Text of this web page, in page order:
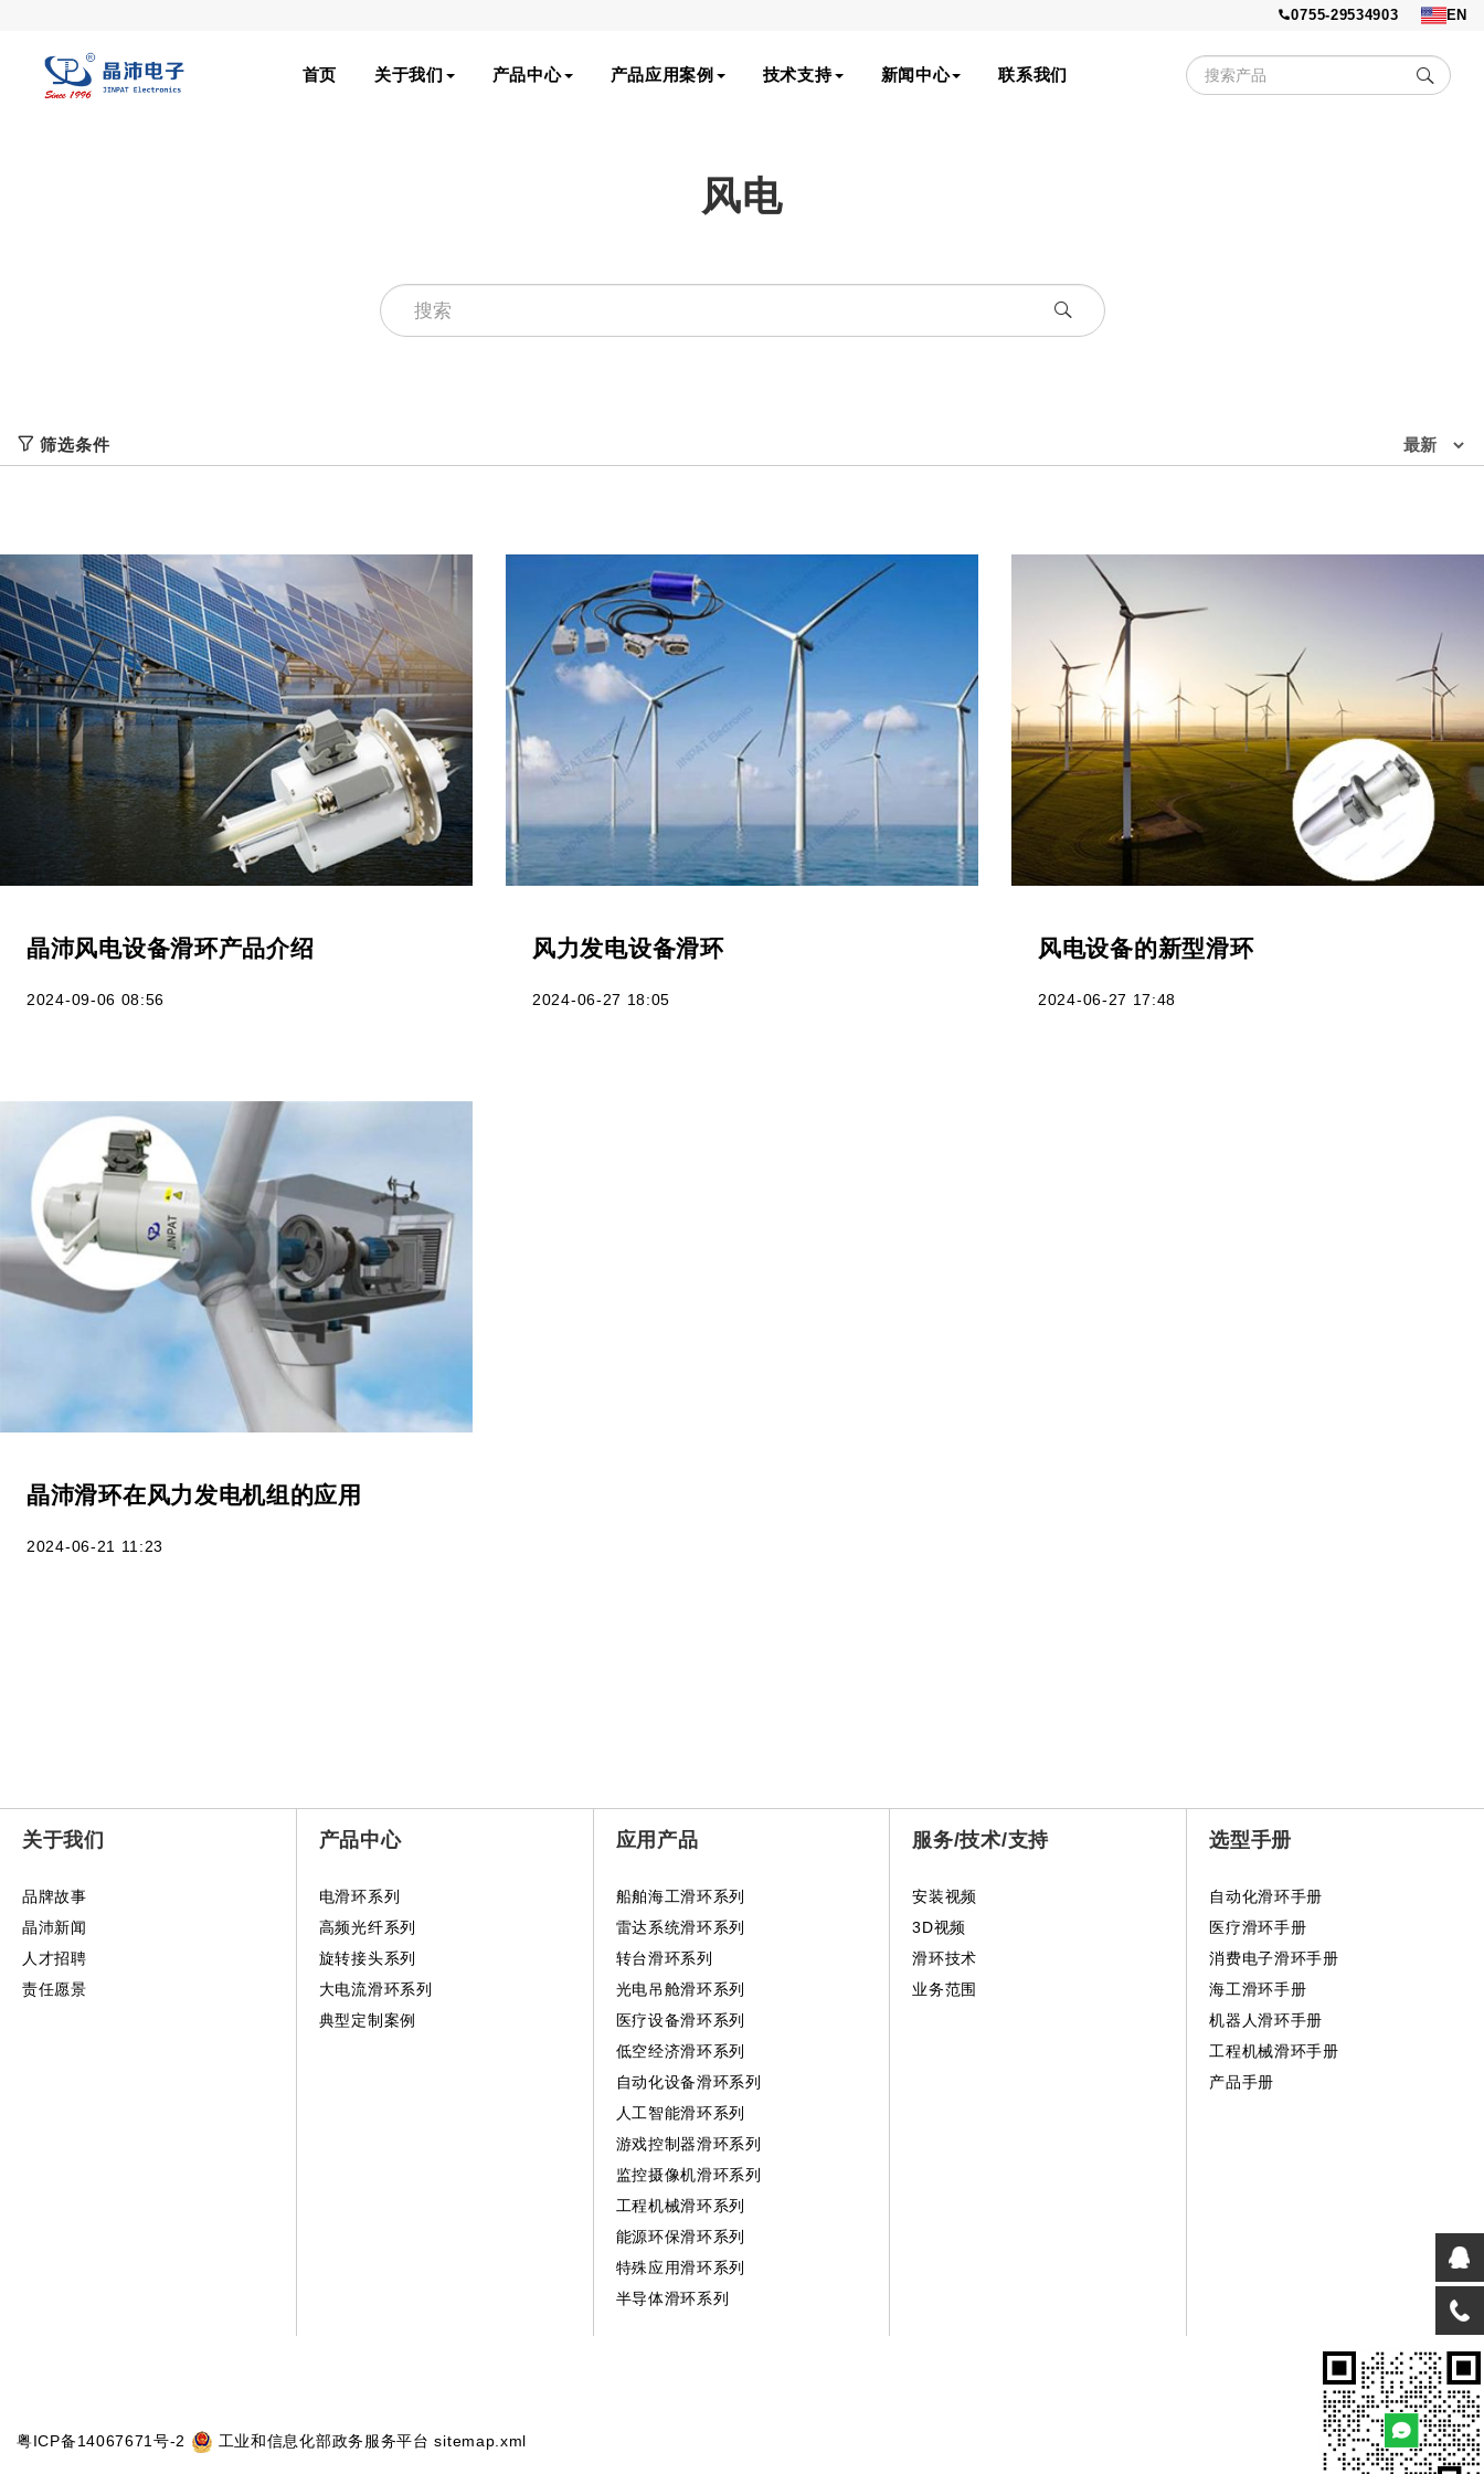
0755-29534903 EN
首页 关于我们 产品中心 产品应用案例 技术支持 新闻中心 联系我们
风电
筛选条件
晶沛风电设备滑环产品介绍
2024-09-06 08:56
风力发电设备滑环
2024-06-27 18:05
风电设备的新型滑环
2024-06-27 17:48
晶沛滑环在风力发电机组的应用
2024-06-21 11:23
关于我们
品牌故事
晶沛新闻
人才招聘
责任愿景
产品中心
电滑环系列
高频光纤系列
旋转接头系列
大电流滑环系列
典型定制案例
应用产品
船舶海工滑环系列
雷达系统滑环系列
转台滑环系列
光电吊舱滑环系列
医疗设备滑环系列
低空经济滑环系列
自动化设备滑环系列
人工智能滑环系列
游戏控制器滑环系列
监控摄像机滑环系列
工程机械滑环系列
能源环保滑环系列
特殊应用滑环系列
半导体滑环系列
服务/技术/支持
安装视频
3D视频
滑环技术
业务范围
选型手册
自动化滑环手册
医疗滑环手册
消费电子滑环手册
海工滑环手册
机器人滑环手册
工程机械滑环手册
产品手册
粤ICP备14067671号-2 工业和信息化部政务服务平台 sitemap.xml